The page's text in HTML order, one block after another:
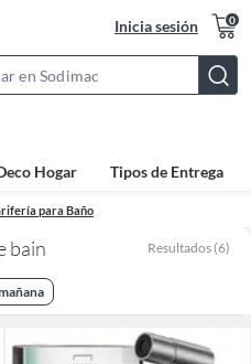
Inicia sesión 0
Bar
Hogar Tipos de Entrega
para Baño
bain Resultados (6)